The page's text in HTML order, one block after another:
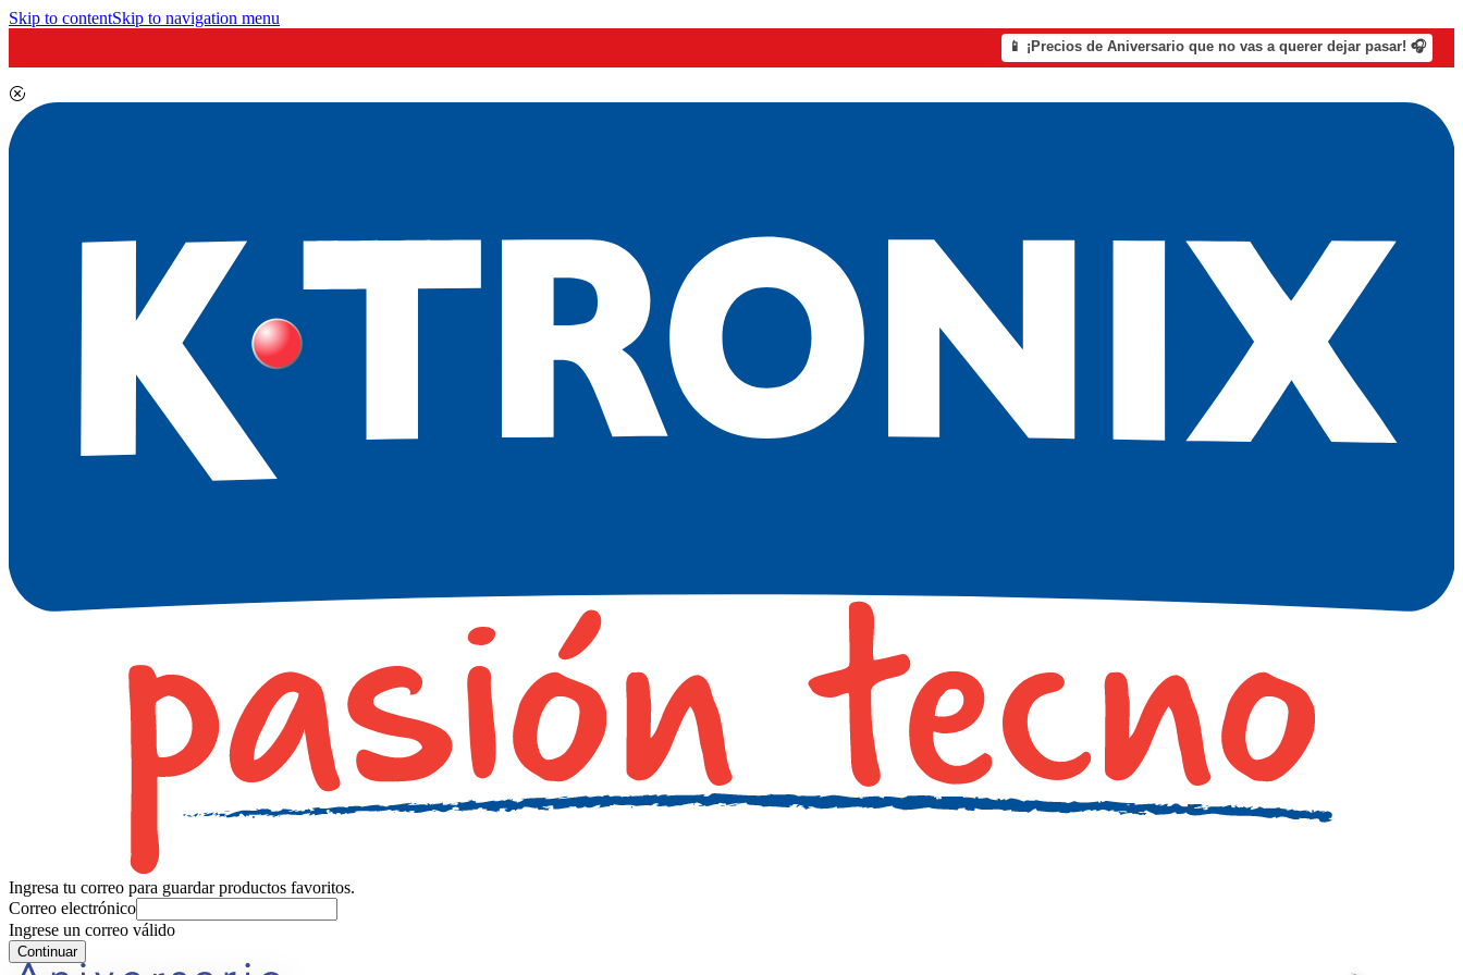
Skip to contentSkip to navigation menu
📱 ¡Precios de Aniversario que no vas a querer dejar pasar! 🎧
Ingresa tu correo para guardar productos favoritos.
Correo electrónico
Ingrese un correo válido
Continuar